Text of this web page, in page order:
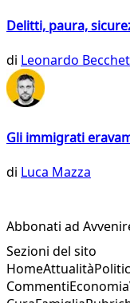
Delitti, paura,
di Leonardo
Gli immigrati
di Luca Mazza
Abbonati ad
Sezioni del sito
HomeAttualità
CommentiEconomia